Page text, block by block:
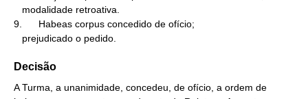
9.      Habeas corpus concedido de ofício;
   prejudicado o pedido.
Decisão
A Turma, a unanimidade, concedeu, de ofício, a ordem de